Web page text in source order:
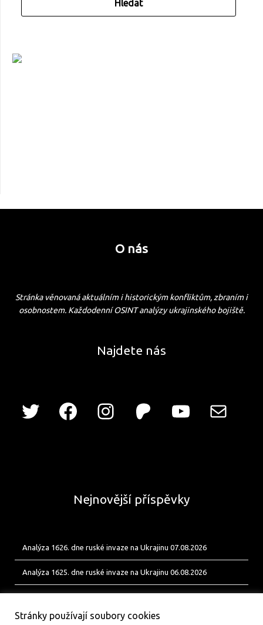
O nás
Stránka věnovaná aktuálním i historickým konfliktům, zbraním i
osobnostem. Každodenní OSINT analýzy ukrajinského bojiště.
Najdete nás
Nejnovější příspěvky
Analýza 1626. dne ruské invaze na Ukrajinu 07.08.2026
Analýza 1625. dne ruské invaze na Ukrajinu 06.08.2026
Stránky používají soubory cookies